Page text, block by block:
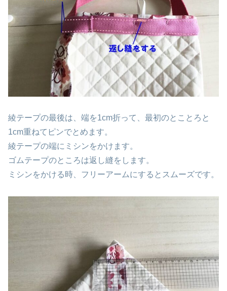
綾テープの最後は、端を1cm折って、最初のとことろと
1cm重ねてピンでとめます。
綾テープの端にミシンをかけます。
ゴムテープのところは返し縫をします。
ミシンをかける時、フリーアームにするとスムーズです。